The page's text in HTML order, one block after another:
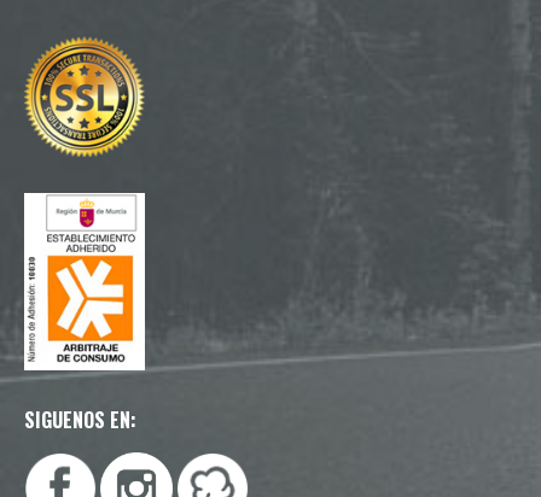
SIGUENOS EN: